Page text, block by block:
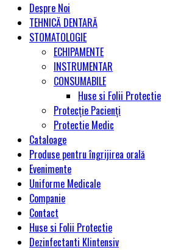
Despre Noi
TEHNICĂ DENTARĂ
STOMATOLOGIE
ECHIPAMENTE
INSTRUMENTAR
CONSUMABILE
Huse si Folii Protectie
Protecție Pacienți
Protectie Medic
Cataloage
Produse pentru îngrijirea orală
Evenimente
Uniforme Medicale
Companie
Contact
Huse si Folii Protectie
Dezinfectanti Klintensiv